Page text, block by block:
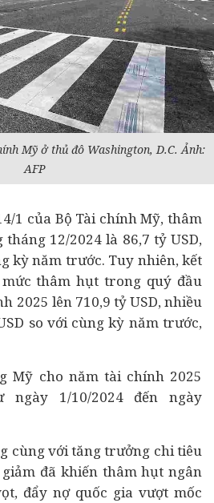
Mỹ ở thủ đô Washington, D.C. Ảnh:
AFP
1 của Bộ Tài chính Mỹ, thâm
12/2024 là 86,7 tỷ USD,
kỳ năm trước. Tuy nhiên, kết
thâm hụt trong quý đầu
2025 lên 710,9 tỷ USD, nhiều
so với cùng kỳ năm trước,
Mỹ cho năm tài chính 2025
1/10/2024 đến ngày
cùng với tăng trưởng chi tiêu
đã khiến thâm hụt ngân
đẩy nợ quốc gia vượt mốc